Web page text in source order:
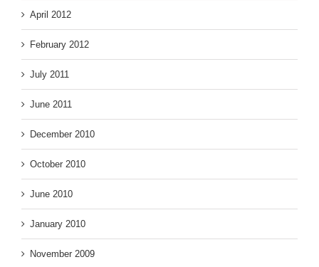
April 2012
February 2012
July 2011
June 2011
December 2010
October 2010
June 2010
January 2010
November 2009